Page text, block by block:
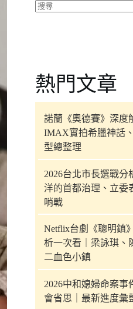
合
條
件
的
結
熱門文章
諾蘭《奧德賽》深度
IMAX實拍希臘神話
型總整理
2026台北市長選戰分
洋的首都治理、立委
哨戰
Netflix台劇《聰明鎮
析一次看｜梁詠琪、
二血色小鎮
2026中和媳婦命案事
會省思｜最新進度彙